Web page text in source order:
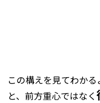
この構えを見てわか
と、 前方重心ではなく